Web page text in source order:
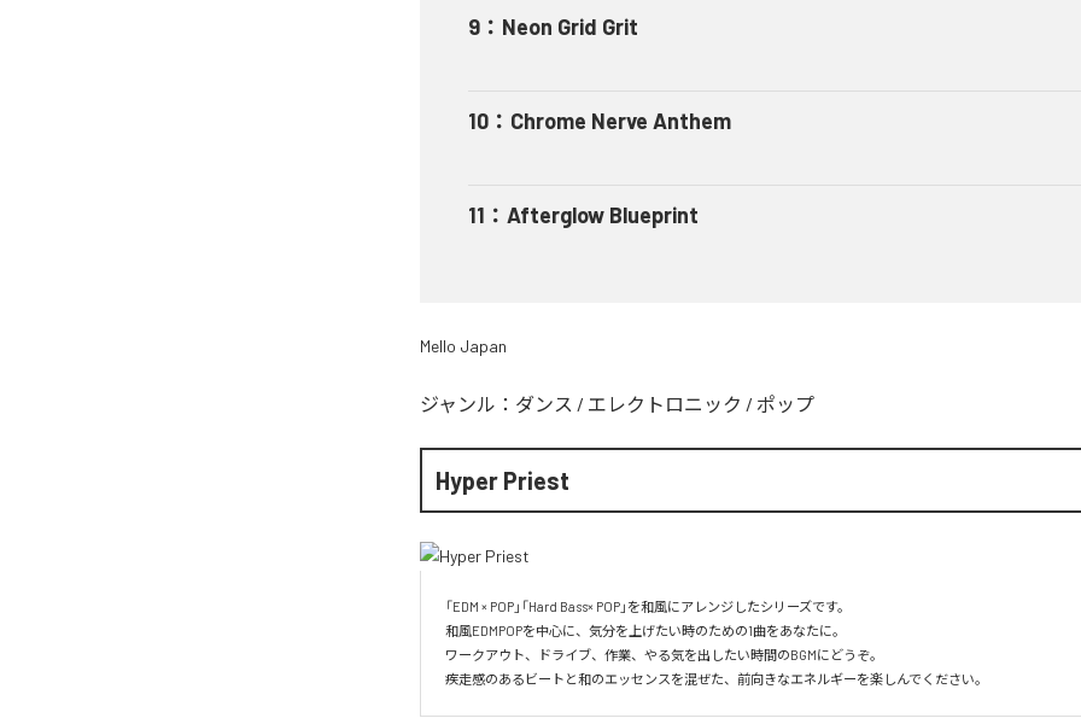
9 ： Neon Grid Grit
10 ： Chrome Nerve Anthem
11 ： Afterglow Blueprint
Mello Japan
ジャンル： ダンス / エレクトロニック / ポップ
Hyper Priest
「EDM × POP」「Hard Bass× POP」を和風にアレンジしたシリーズです。
和風EDMPOPを中心に、気分を上げたい時のための1曲をあなたに。
ワークアウト、ドライブ、作業、やる気を出したい時間のBGMにどうぞ。
疾走感のあるビートと和のエッセンスを混ぜた、前向きなエネルギーを楽しんでください。